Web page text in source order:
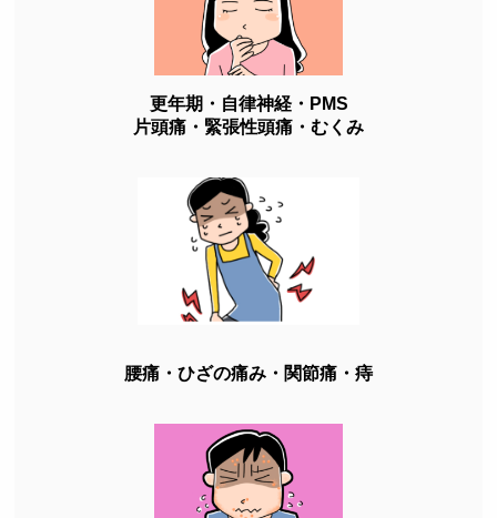
更年期・自律神経・PMS
片頭痛・緊張性頭痛・むくみ
腰痛・ひざの痛み・関節痛・痔